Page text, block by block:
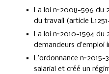
La loi n°2008-596 du
du travail (article
La loi n°2010-1594 du
demandeurs d’emploi
L’ordonnance
salarial et créé un